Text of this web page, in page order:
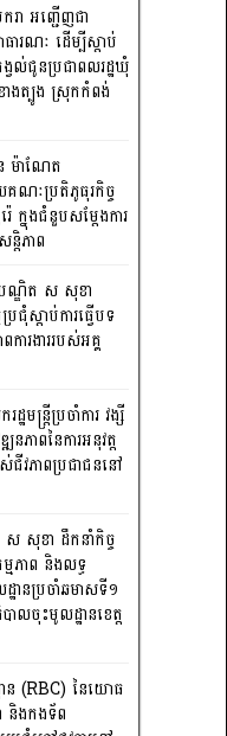
ា អញ្ជើញជា
ារណៈ ដើម្បីស្តាប់
ល់ជូនប្រជាពលរដ្ឋឃុំ
ងត្បូង ស្រុកកំពង់
ម៉ាណែត
ណៈប្រតិភូធុរកិច្ច
ក្នុងជំនួបសម្តែងការ
តិភាព
ណ្ឌិត ស សុខា
ជុំស្តាប់ការធ្វើបទ
ការងាររបស់អគ្គ
មន្រ្តីប្រចាំការ វង្សី
ភាពនៃការអនុវត្ត
ជីវភាពប្រជាជននៅ
ស សុខា ដឹកនាំកិច្ច
ភាព និងលទ្ធ
ឋានប្រចាំឆមាសទី១
ាលចុះមូលដ្ឋានខេត្ត
ាន (RBC) នៃយោធ
និងកងទ័ព